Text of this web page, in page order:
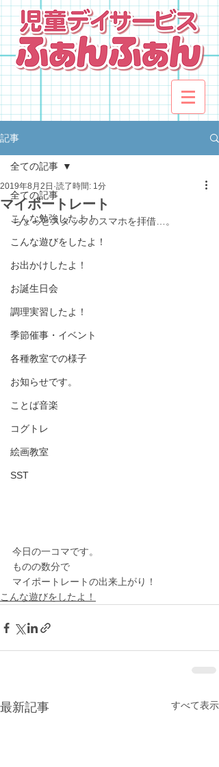
記事
全ての記事
こんな勉強したよ！
こんな遊びをしたよ！
お出かけしたよ！
お誕生日会
調理実習したよ！
季節催事・イベント
各種教室での様子
お知らせです。
ことば音楽
コグトレ
絵画教室
SST
全ての記事
マイポートレート
2019年8月2日 読了時間: 1分
ちょっとスタッフのスマホを拝借…。
今日の一コマです。
ものの数分で
マイポートレートの出来上がり！
こんな遊びをしたよ！
最新記事 すべて表示